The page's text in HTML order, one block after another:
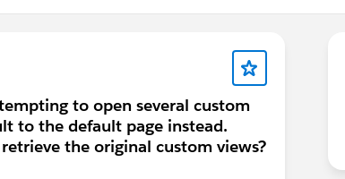
to open several custom
to the default page instead.
the original custom views?